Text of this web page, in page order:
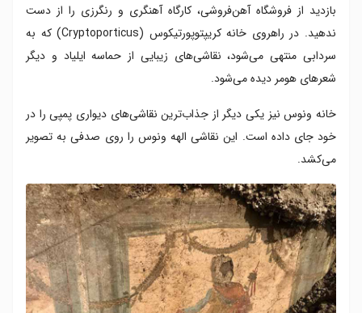
بازدید از فروشگاه آهن‌فروشی، کارگاه آهنگری و رنگرزی را از دست
ندهید. در راهروی خانه‌ کریپتوپورتیکوس (Cryptoporticus) که به
سردابی منتهی می‌شود، نقاشی‌های زیبایی از حماسه‌ ایلیاد و دیگر
شعرهای هومر دیده می‌شود.
خانه‌ ونوس نیز یکی دیگر از جذاب‌ترین نقاشی‌های دیواری پمپی را در
خود جای داده است. این نقاشی الهه‌ ونوس را روی صدفی به تصویر
می‌کشد.